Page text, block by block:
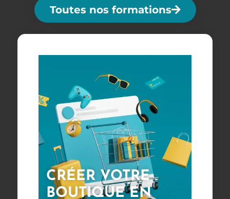
Toutes nos formations
CRÉER VOTRE
BOUTIQUE EN